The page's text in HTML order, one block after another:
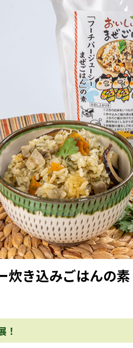
炊き込みごはんの素
！